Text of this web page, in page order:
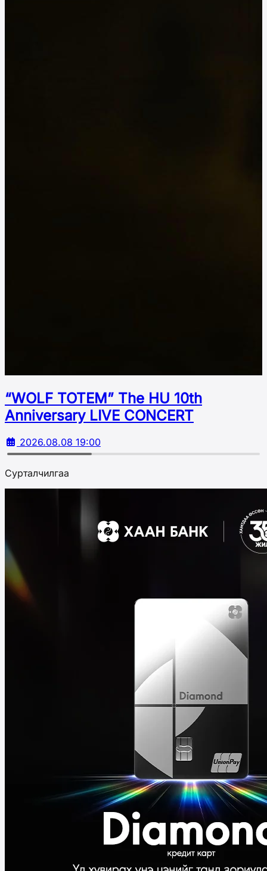
“WOLF TOTEM” The HU 10th
Аnniversary LIVE CONCERT
2026.08.08 19:00
Сурталчилгаа